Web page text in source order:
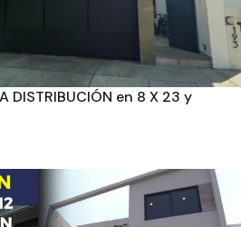
DISTRIBUCIÓN en 8 X 23 y